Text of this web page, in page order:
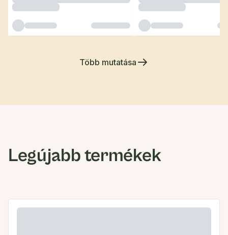
Több mutatása
Legújabb termékek